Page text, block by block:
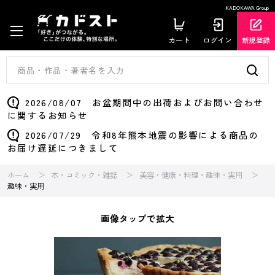
KADOKAWA Group
カート ログイン 新規登録
2026/08/07 お盆期間中の出荷およびお問い合わせ
に関するお知らせ
2026/07/29 令和8年熊本地震の影響による商品の
お届け遅延につきまして
ホーム 本・コミック・雑誌
美容・健康・料理・趣味・実用
趣味・実用
画像タップで拡大